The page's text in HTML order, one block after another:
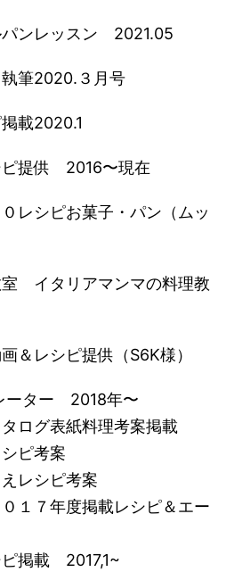
ンレッスン 2021.05
筆2020.３月号
載2020.1
提供 2016〜現在
レシピお菓子・パン（ムッ
イタリアマンマの料理教
＆レシピ提供（S6K様）
ーター 2018年〜
ログ表紙料理考案掲載
ピ考案
レシピ考案
１７年度掲載レシピ＆エー
掲載 2017,1~